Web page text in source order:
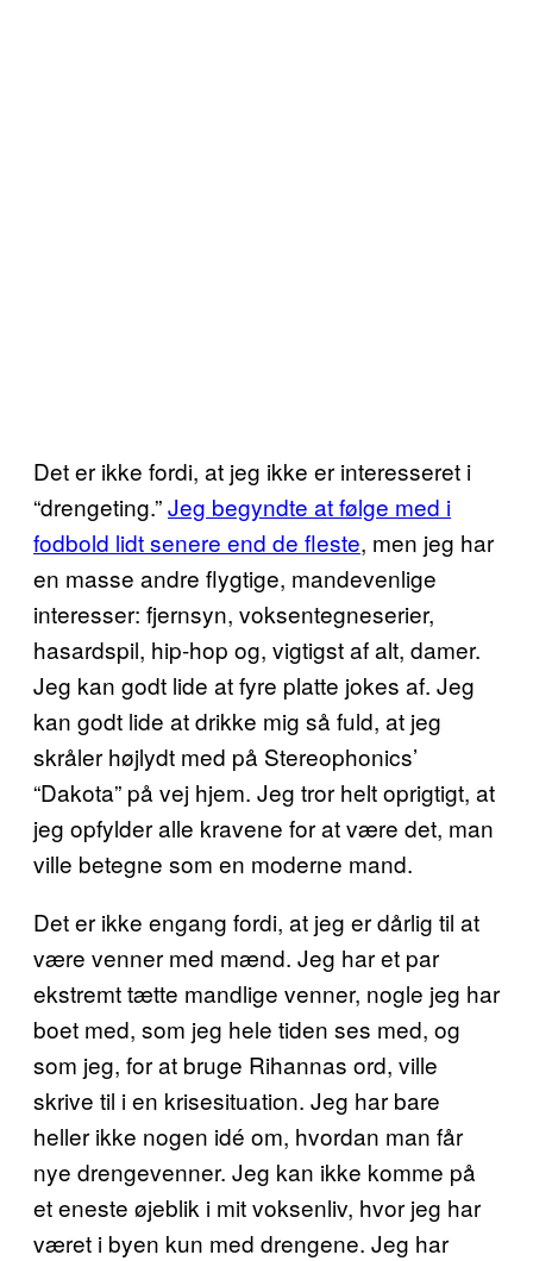
Det er ikke fordi, at jeg ikke er interesseret i
“drengeting.”Jeg begyndte at følge med i
fodbold lidt senere end de fleste, men jeg har
en masse andre flygtige, mandevenlige
interesser: fjernsyn, voksentegneserier,
hasardspil, hip-hop og, vigtigst af alt, damer.
Jeg kan godt lide at fyre platte jokes af. Jeg
kan godt lide at drikke mig så fuld, at jeg
skråler højlydt med på Stereophonics’
“Dakota” på vej hjem. Jeg tror helt oprigtigt, at
jeg opfylder alle kravene for at være det, man
ville betegne som en moderne mand.
Det er ikke engang fordi, at jeg er dårlig til at
være venner med mænd. Jeg har et par
ekstremt tætte mandlige venner, nogle jeg har
boet med, som jeg hele tiden ses med, og
som jeg, for at bruge Rihannas ord, ville
skrive til i en krisesituation. Jeg har bare
heller ikke nogen idé om, hvordan man får
nye drengevenner. Jeg kan ikke komme på
et eneste øjeblik i mit voksenliv, hvor jeg har
været i byen kun med drengene. Jeg har